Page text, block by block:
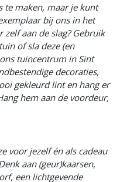
te maken, maar je kunt
bij ons in het
aan de slag? Gebruik
of sla deze (en
tuincentrum in Sint
decoraties,
gekleurd lint en hang er
hem aan de voordeur,
voor jezelf én als cadeau
aan (geur)kaarsen,
een lichtgevende